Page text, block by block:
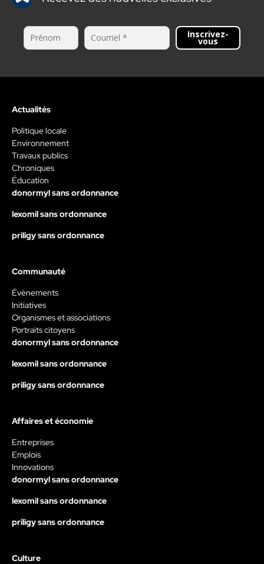
Inscrivez-
vous
Actualités
Politique locale
Environnement
Travaux publics
Chroniques
Éducation
donormyl sans ordonnance
lexomil sans ordonnance
priligy sans ordonnance
Communauté
Évènements
Initiatives
Organismes et associations
Portraits citoyens
donormyl sans ordonnance
lexomil sans ordonnance
priligy sans ordonnance
Affaires et économie
Entreprises
Emplois
Innovations
donormyl sans ordonnance
lexomil sans ordonnance
priligy sans ordonnance
Culture